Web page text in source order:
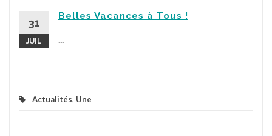
31
JUIL
Belles Vacances à Tous !
Actualités, Une